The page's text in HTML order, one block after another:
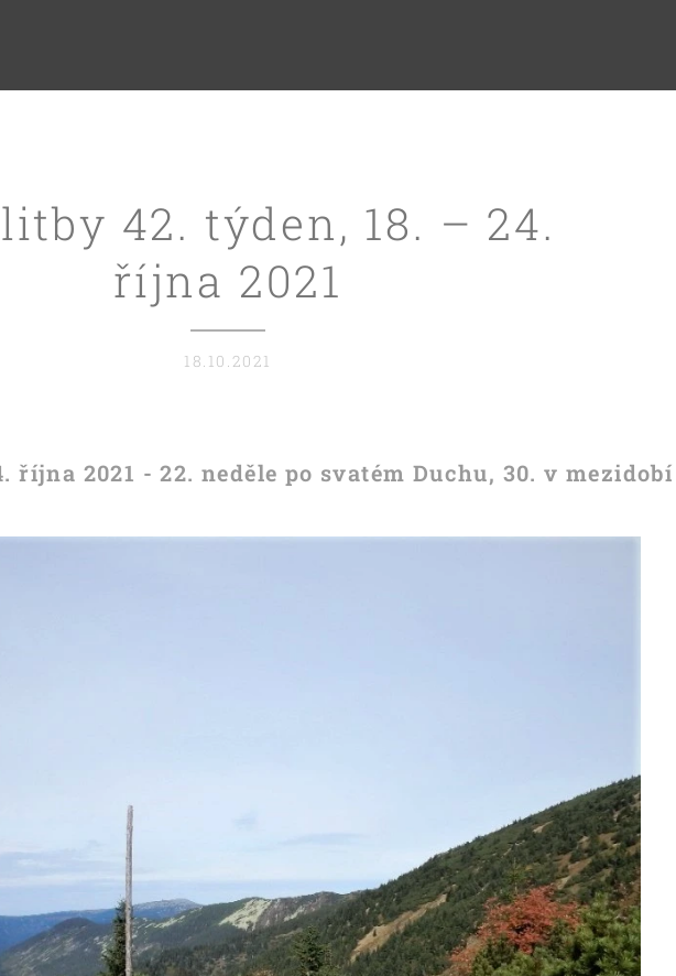
42. týden, 18. – 24.
října 2021
18.10.2021
října 2021 - 22. neděle po svatém Duchu, 30. v mezidobí